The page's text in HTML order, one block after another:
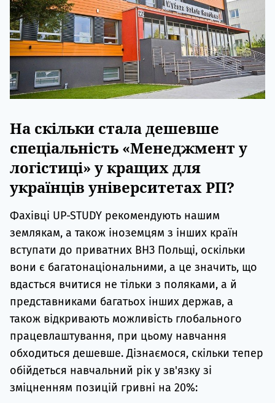
На скільки стала дешевше
спеціальність «Менеджмент у
логістиці» у кращих для
українців університетах РП?
Фахівці UP-STUDY рекомендують нашим
землякам, а також іноземцям з інших країн
вступати до приватних ВНЗ Польщі, оскільки
вони є багатонаціональними, а це значить, що
вдасться вчитися не тільки з поляками, а й
представниками багатьох інших держав, а
також відкривають можливість глобального
працевлаштування, при цьому навчання
обходиться дешевше. Дізнаємося, скільки тепер
обійдеться навчальний рік у зв'язку зі
зміцненням позицій гривні на 20%: